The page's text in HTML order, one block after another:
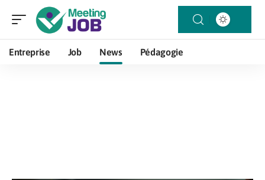
Entreprise Job News Pédagogie